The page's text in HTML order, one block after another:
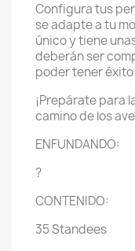
Configura tus
se adapte a tu
único y tiene
deberán ser
poder tener
¡Prepárate para
camino de los
ENFUNDANDO:
?
CONTENIDO:
35 Standees